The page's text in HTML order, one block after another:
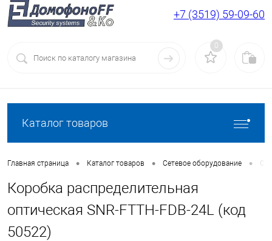
+7 (3519) 59-09-60
0
Каталог товаров
Главная страница • Каталог товаров • Сетевое оборудование •
Коробка распределительная
оптическая SNR-FTTH-FDB-24L (код
50522)